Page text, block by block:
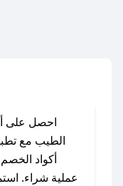
احصل على
الطيب مع
أكواد
عملية شراء.